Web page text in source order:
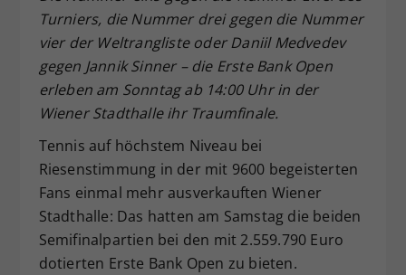
Turniers, die Nummer drei gegen die Nummer
vier der Weltrangliste oder Daniil Medvedev
gegen Jannik Sinner – die Erste Bank Open
erleben am Sonntag ab 14:00 Uhr in der
Wiener Stadthalle ihr Traumfinale.
Tennis auf höchstem Niveau bei
Riesenstimmung in der mit 9600 begeisterten
Fans einmal mehr ausverkauften Wiener
Stadthalle: Das hatten am Samstag die beiden
Semifinalpartien bei den mit 2.559.790 Euro
dotierten Erste Bank Open zu bieten.
Zweck
Dieser Wert speichert Ihre Consent-
Einstellungen. Unter anderem eine
zufällig generierte ID, für die
historische Speicherung Ihrer
vorgenommen Einstellungen, falls der
Webseiten-Betreiber dies eingestellt
hat.